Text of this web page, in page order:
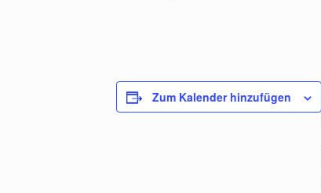
Zum Kalender hinzufügen